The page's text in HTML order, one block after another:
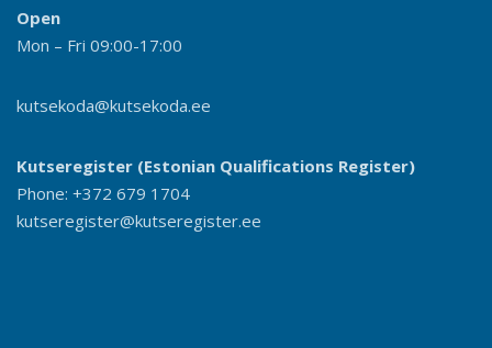
Open
Mon – Fri 09:00-17:00
kutsekoda@kutsekoda.ee
Kutseregister (Estonian Qualifications Register)
Phone: +372 679 1704
kutseregister@kutseregister.ee